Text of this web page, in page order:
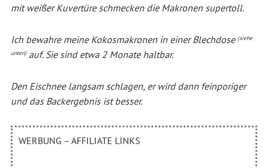
mit weißer Kuvertüre schmecken die Makronen supertoll.
Ich bewahre meine Kokosmakronen in einer Blechdose (siehe
unten)auf. Sie sind etwa 2 Monate haltbar.
Den Eischnee langsam schlagen, er wird dann feinporiger
und das Backergebnis ist besser.
WERBUNG – AFFILIATE LINKS